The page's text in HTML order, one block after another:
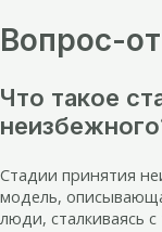
Вопрос-
Что такое
Стадии принятия
модель,
люди, сталкиваясь